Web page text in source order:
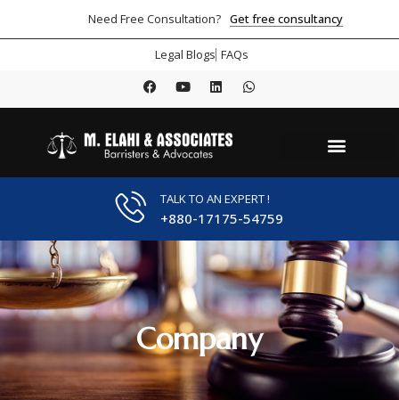
Need Free Consultation? Get free consultancy
Legal Blogs FAQs
TALK TO AN EXPERT !
+880-17175-54759
Company